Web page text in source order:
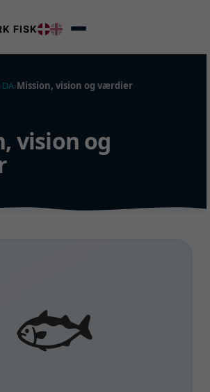
FISK
DA Mission, vision og værdier
vision og
🐟